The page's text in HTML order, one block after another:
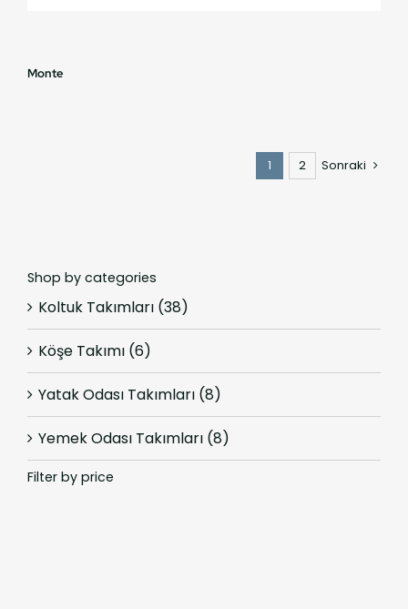
Monte
1 2 Sonraki
Shop by categories
Koltuk Takımları (38)
Köşe Takımı (6)
Yatak Odası Takımları (8)
Yemek Odası Takımları (8)
Filter by price